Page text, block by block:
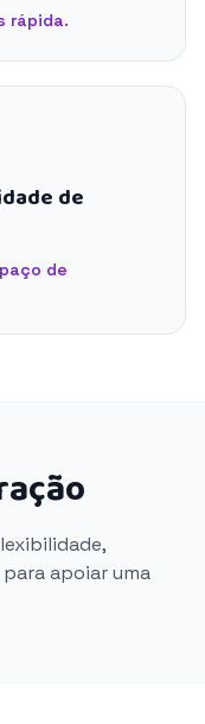
rápida.
de
de
apoiar uma